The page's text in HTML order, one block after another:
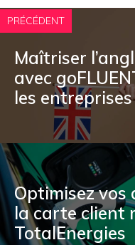
PRÉCÉDENT
Maîtriser
avec
les entreprises
Optimisez vos
la carte client
TotalEnergies